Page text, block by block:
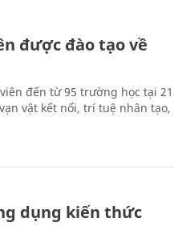
được đào tạo về
đến từ 95 trường học tại 21
vật kết nối, trí tuệ nhân tạo,
dụng kiến thức